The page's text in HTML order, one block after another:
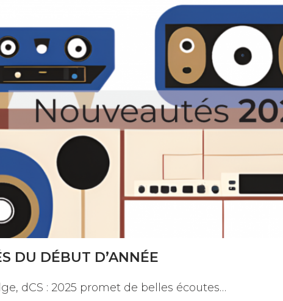
DU DÉBUT D’ANNÉE
dCS : 2025 promet de belles écoutes…